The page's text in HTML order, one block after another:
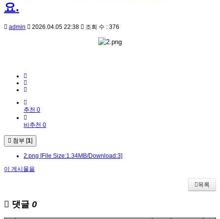
요.
admin 2026.04.05 22:38 조회 수 : 376
추천 0
비추천 0
첨부 [1]
2.png [File Size:1.34MB/Download:3]
이 게시물을
목록
댓글 0